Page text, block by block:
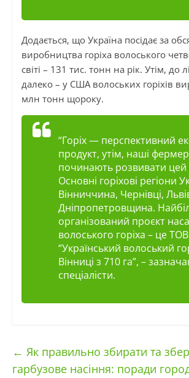
Додається, що Україна посідає за
виробництва горіха волоського
світі – 131 тис. тонн на рік. Утім, до
далеко – у США волоських горіхів
млн тонн щороку.
“Горіх — перспективний
продукт, утім, наші
починають розвивати
Основні горіхові регіони
Вінниччина, Чернівці,
Дніпропетровщина.
організований проєкт
волоського горіха – це ТОВ
“Український волоський
Вінниці з 710 га”, –
спеціалісти.
← Як правильно збирати та
гарбузове насіння: поради